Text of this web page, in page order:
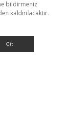
bildirmeniz
kaldırılacaktır.